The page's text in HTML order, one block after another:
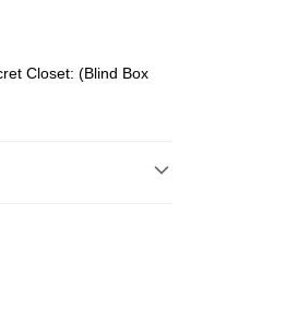
Malaysia!
Closet: (Blind Box